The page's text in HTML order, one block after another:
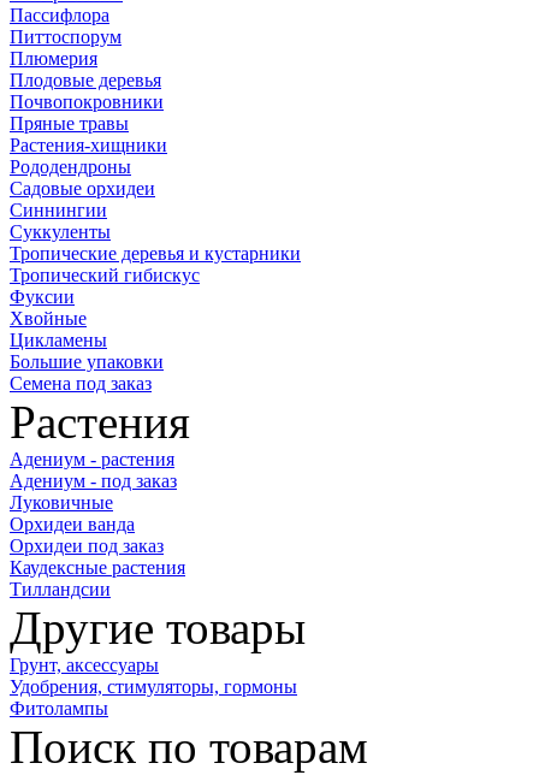
Пассифлора
Питтоспорум
Плюмерия
Плодовые деревья
Почвопокровники
Пряные травы
Растения-хищники
Рододендроны
Садовые орхидеи
Синнингии
Суккуленты
Тропические деревья и кустарники
Тропический гибискус
Фуксии
Хвойные
Цикламены
Большие упаковки
Семена под заказ
Растения
Адениум - растения
Адениум - под заказ
Луковичные
Орхидеи ванда
Орхидеи под заказ
Каудексные растения
Тилландсии
Другие товары
Грунт, аксессуары
Удобрения, стимуляторы, гормоны
Фитолампы
Поиск по товарам